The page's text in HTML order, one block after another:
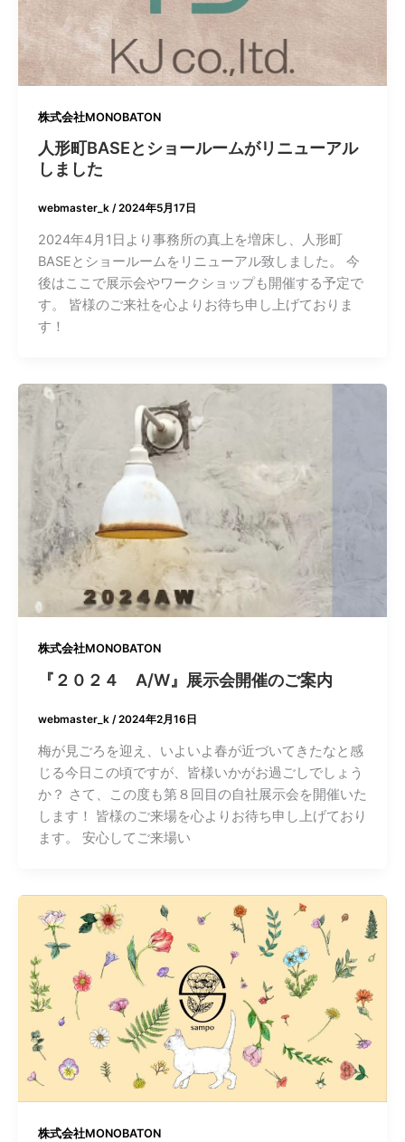
株式会社MONOBATON
人形町BASEとショールームがリニューアル
しました
webmaster_k/2024年5月17日
2024年4月1日より事務所の真上を増床し、人形町
BASEとショールームをリニューアル致しました。 今
後はここで展示会やワークショップも開催する予定で
す。 皆様のご来社を心よりお待ち申し上げておりま
す！
株式会社MONOBATON
『２０２４ A/W』展示会開催のご案内
webmaster_k/2024年2月16日
梅が見ごろを迎え、いよいよ春が近づいてきたなと感
じる今日この頃ですが、皆様いかがお過ごしでしょう
か？ さて、この度も第８回目の自社展示会を開催いた
します！ 皆様のご来場を心よりお待ち申し上げており
ます。 安心してご来場い
株式会社MONOBATON